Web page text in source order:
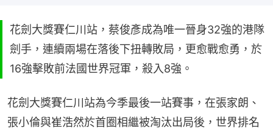
花劍大獎賽仁川站，蔡俊彥成為唯一晉身32強的港隊
劍手，連續兩場在落後下扭轉敗局，更愈戰愈勇，於
16強擊敗前法國世界冠軍，殺入8強。
花劍大獎賽仁川站為今季最後一站賽事，在張家朗、
張小倫與崔浩然於首圈相繼被淘汰出局後，世界排名